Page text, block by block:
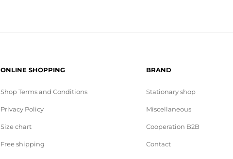
ONLINE SHOPPING
Shop Terms and Conditions
Privacy Policy
Size chart
Free shipping
BRAND
Stationary shop
Miscellaneous
Cooperation B2B
Contact